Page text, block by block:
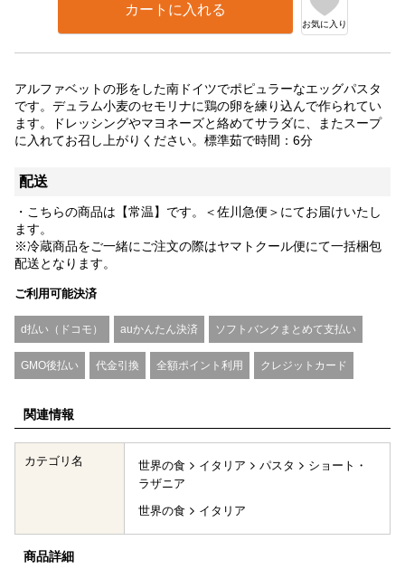
カートに入れる
お気に入り
アルファベットの形をした南ドイツでポピュラーなエッグパスタ
です。デュラム小麦のセモリナに鶏の卵を練り込んで作られてい
ます。ドレッシングやマヨネーズと絡めてサラダに、またスープ
に入れてお召し上がりください。標準茹で時間：6分
配送
・こちらの商品は【常温】です。＜佐川急便＞にてお届けいたし
ます。
※冷蔵商品をご一緒にご注文の際はヤマトクール便にて一括梱包
配送となります。
ご利用可能決済
d払い（ドコモ） auかんたん決済 ソフトバンクまとめて支払い
GMO後払い 代金引換 全額ポイント利用 クレジットカード
関連情報
カテゴリ名 世界の食 イタリア パスタ
ショート・
ラザニア
世界の食
イタリア
商品詳細